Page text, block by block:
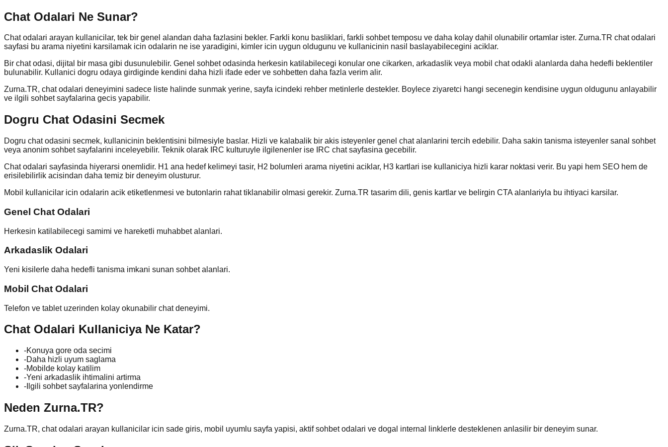
Chat Odalari Ne Sunar?
Chat odalari arayan kullanicilar, tek bir genel alandan daha fazlasini bekler. Farkli konu basliklari, farkli sohbet temposu ve daha kolay dahil olunabilir ortamlar ister. Zurna.TR chat odalari
sayfasi bu arama niyetini karsilamak icin odalarin ne ise yaradigini, kimler icin uygun oldugunu ve kullanicinin nasil baslayabilecegini aciklar.
Bir chat odasi, dijital bir masa gibi dusunulebilir. Genel sohbet odasinda herkesin katilabilecegi konular one cikarken, arkadaslik veya mobil chat odakli alanlarda daha hedefli beklentiler
bulunabilir. Kullanici dogru odaya girdiginde kendini daha hizli ifade eder ve sohbetten daha fazla verim alir.
Zurna.TR, chat odalari deneyimini sadece liste halinde sunmak yerine, sayfa icindeki rehber metinlerle destekler. Boylece ziyaretci hangi secenegin kendisine uygun oldugunu anlayabilir
ve ilgili sohbet sayfalarina gecis yapabilir.
Dogru Chat Odasini Secmek
Dogru chat odasini secmek, kullanicinin beklentisini bilmesiyle baslar. Hizli ve kalabalik bir akis isteyenler genel chat alanlarini tercih edebilir. Daha sakin tanisma isteyenler sanal sohbet
veya anonim sohbet sayfalarini inceleyebilir. Teknik olarak IRC kulturuyle ilgilenenler ise IRC chat sayfasina gecebilir.
Chat odalari sayfasinda hiyerarsi onemlidir. H1 ana hedef kelimeyi tasir, H2 bolumleri arama niyetini aciklar, H3 kartlari ise kullaniciya hizli karar noktasi verir. Bu yapi hem SEO hem de
erisilebilirlik acisindan daha temiz bir deneyim olusturur.
Mobil kullanicilar icin odalarin acik etiketlenmesi ve butonlarin rahat tiklanabilir olmasi gerekir. Zurna.TR tasarim dili, genis kartlar ve belirgin CTA alanlariyla bu ihtiyaci karsilar.
Genel Chat Odalari
Herkesin katilabilecegi samimi ve hareketli muhabbet alanlari.
Arkadaslik Odalari
Yeni kisilerle daha hedefli tanisma imkani sunan sohbet alanlari.
Mobil Chat Odalari
Telefon ve tablet uzerinden kolay okunabilir chat deneyimi.
Chat Odalari Kullaniciya Ne Katar?
-Konuya gore oda secimi
-Daha hizli uyum saglama
-Mobilde kolay katilim
-Yeni arkadaslik ihtimalini artirma
- Ilgili sohbet sayfalarina yonlendirme
Neden Zurna.TR?
Zurna.TR, chat odalari arayan kullanicilar icin sade giris, mobil uyumlu sayfa yapisi, aktif sohbet odalari ve dogal internal linklerle desteklenen anlasilir bir deneyim sunar.